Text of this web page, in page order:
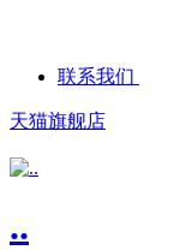
联系我们
天猫旗舰店
..